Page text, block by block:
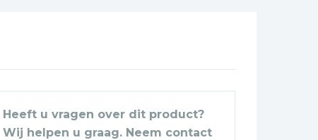
Heeft u vragen over dit product?
Wij helpen u graag. Neem contact